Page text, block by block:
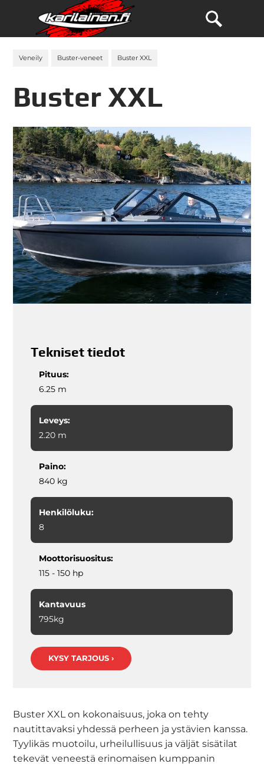
Veneily Buster-veneet Buster XXL
Buster XXL
Tekniset tiedot
Pituus:
6.25 m
Leveys:
2.20 m
Paino:
840 kg
Henkilöluku:
8
Moottorisuositus:
115 - 150 hp
Kantavuus
795kg
KYSY TARJOUS ›
Buster XXL on kokonaisuus, joka on tehty
nautittavaksi yhdessä perheen ja ystävien kanssa.
Tyylikäs muotoilu, urheilullisuus ja väljät sisätilat
tekevät veneestä erinomaisen kumppanin